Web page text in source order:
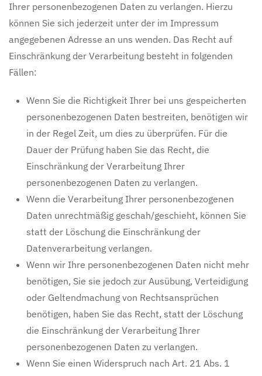
Ihrer personenbezogenen Daten zu verlangen. Hierzu
können Sie sich jederzeit unter der im Impressum
angegebenen Adresse an uns wenden. Das Recht auf
Einschränkung der Verarbeitung besteht in folgenden
Fällen:
Wenn Sie die Richtigkeit Ihrer bei uns gespeicherten
personenbezogenen Daten bestreiten, benötigen wir
in der Regel Zeit, um dies zu überprüfen. Für die
Dauer der Prüfung haben Sie das Recht, die
Einschränkung der Verarbeitung Ihrer
personenbezogenen Daten zu verlangen.
Wenn die Verarbeitung Ihrer personenbezogenen
Daten unrechtmäßig geschah/geschieht, können Sie
statt der Löschung die Einschränkung der
Datenverarbeitung verlangen.
Wenn wir Ihre personenbezogenen Daten nicht mehr
benötigen, Sie sie jedoch zur Ausübung, Verteidigung
oder Geltendmachung von Rechtsansprüchen
benötigen, haben Sie das Recht, statt der Löschung
die Einschränkung der Verarbeitung Ihrer
personenbezogenen Daten zu verlangen.
Wenn Sie einen Widerspruch nach Art. 21 Abs. 1